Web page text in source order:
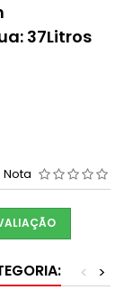
37Litros
Nota
>
<